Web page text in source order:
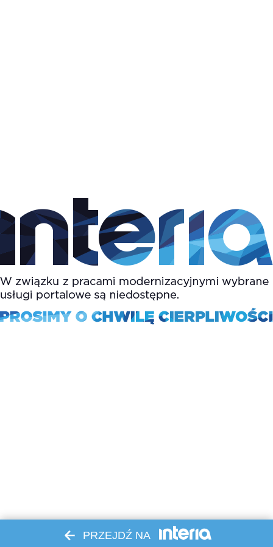
PRZEJDŹ NA